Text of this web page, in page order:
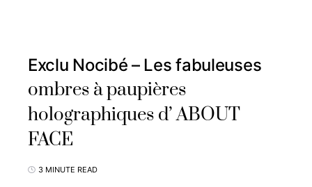
Exclu Nocibé – Les fabuleuses
ombres à paupières
holographiques d’ ABOUT
FACE
3 MINUTE READ